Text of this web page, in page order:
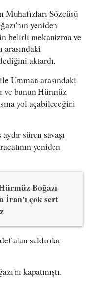
Muhafızları Sözcüsü
yeniden
belirli mekanizma ve
arasındaki
aktardı.
Umman arasındaki
ve bunun Hürmüz
yol açabileceğini
süren savaşı
yeniden
Boğazı
İran'ı çok sert
alan saldırılar
kapatmıştı.